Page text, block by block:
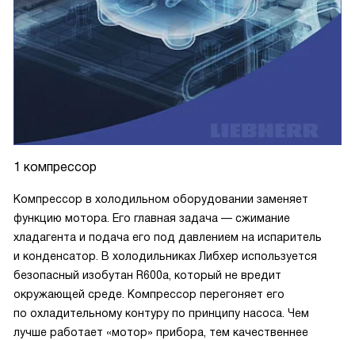
1 компрессор
Компрессор в холодильном оборудовании заменяет
функцию мотора. Его главная задача — сжимание
хладагента и подача его под давлением на испаритель
и конденсатор. В холодильниках Либхер используется
безопасный изобутан R600a, который не вредит
окружающей среде. Компрессор перегоняет его
по охладительному контуру по принципу насоса. Чем
лучше работает «мотор» прибора, тем качественнее